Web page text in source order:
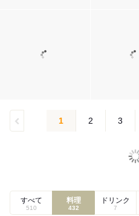
1 2 3
すべて
510
料理
432
ドリンク
7